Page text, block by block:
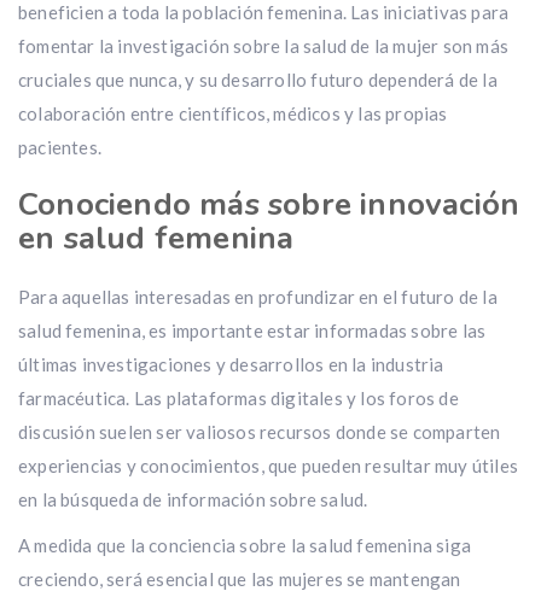
beneficien a toda la población femenina. Las iniciativas para
fomentar la investigación sobre la salud de la mujer son más
cruciales que nunca, y su desarrollo futuro dependerá de la
colaboración entre científicos, médicos y las propias
pacientes.
Conociendo más sobre innovación
en salud femenina
Para aquellas interesadas en profundizar en el futuro de la
salud femenina, es importante estar informadas sobre las
últimas investigaciones y desarrollos en la industria
farmacéutica. Las plataformas digitales y los foros de
discusión suelen ser valiosos recursos donde se comparten
experiencias y conocimientos, que pueden resultar muy útiles
en la búsqueda de información sobre salud.
A medida que la conciencia sobre la salud femenina siga
creciendo, será esencial que las mujeres se mantengan